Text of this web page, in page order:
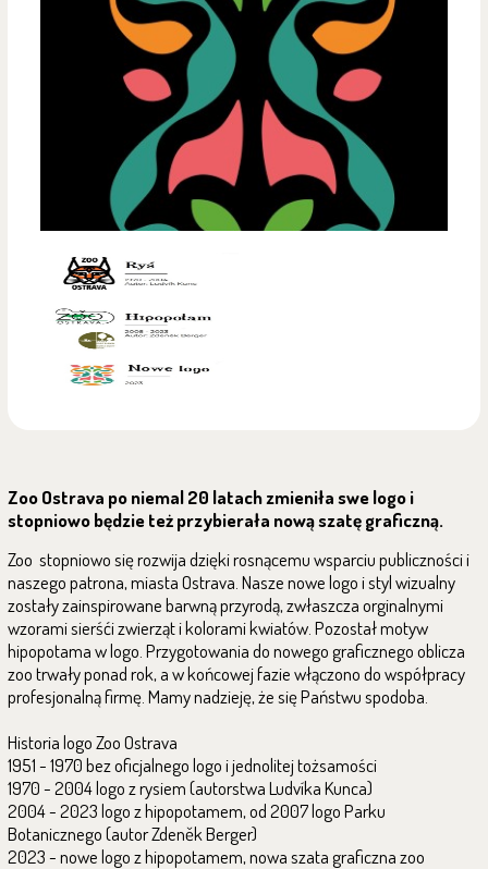
Zoo Ostrava po niemal 20 latach zmieniła swe logo i
stopniowo będzie też przybierała nową szatę graficzną.
Zoo stopniowo się rozwija dzięki rosnącemu wsparciu publiczności i
naszego patrona, miasta Ostrava. Nasze nowe logo i styl wizualny
zostały zainspirowane barwną przyrodą, zwłaszcza orginalnymi
wzorami sierśći zwierząt i kolorami kwiatów. Pozostał motyw
hipopotama w logo. Przygotowania do nowego graficznego oblicza
zoo trwały ponad rok, a w końcowej fazie włączono do współpracy
profesjonalną firmę. Mamy nadzieję, że się Państwu spodoba.
Historia logo Zoo Ostrava
1951 - 1970 bez oficjalnego logo i jednolitej tożsamości
1970 - 2004 logo z rysiem (autorstwa Ludvíka Kunca)
2004 - 2023 logo z hipopotamem, od 2007 logo Parku
Botanicznego (autor Zdeněk Berger)
2023 - nowe logo z hipopotamem, nowa szata graficzna zoo